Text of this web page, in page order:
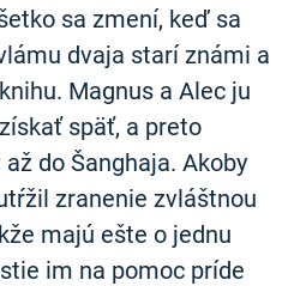
sa zmení, keď sa
dvaja starí známi a
Magnus a Alec ju
späť, a preto
do Šanghaja. Akoby
zranenie zvláštnou
majú ešte o jednu
im na pomoc príde